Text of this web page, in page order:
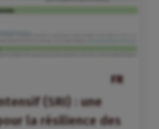
FR
(SRI) : une
la résilience des